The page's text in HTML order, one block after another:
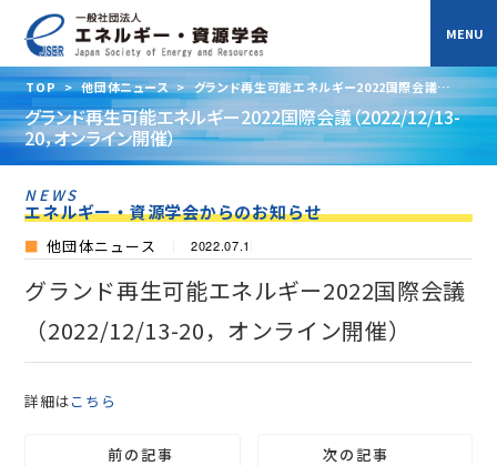
TOP > 他団体ニュース > グランド再生可能エネルギー2022国際会議
（2022/12/13-20，オンライン開催）
グランド再生可能エネルギー2022国際会議（2022/12/13-
20，オンライン開催）
NEWS
エネルギー・資源学会からのお知らせ
他団体ニュース 2022.07.1
グランド再生可能エネルギー2022国際会議
（2022/12/13-20，オンライン開催）
詳細はこちら
前の記事 次の記事